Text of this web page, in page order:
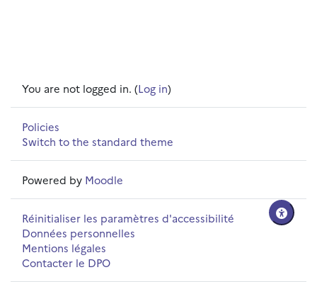
You are not logged in. (Log in)
Policies
Switch to the standard theme
Powered by Moodle
Réinitialiser les paramètres d'accessibilité
Données personnelles
Mentions légales
Contacter le DPO